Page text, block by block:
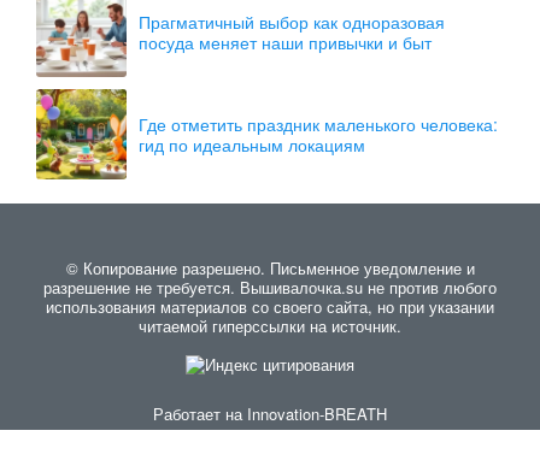
Прагматичный выбор как одноразовая
посуда меняет наши привычки и быт
Где отметить праздник маленького человека:
гид по идеальным локациям
© Копирование разрешено. Письменное уведомление и
разрешение не требуется. Вышивалочка.su не против любого
использования материалов со своего сайта, но при указании
читаемой гиперссылки на источник.
Работает на Innovation-BREATH